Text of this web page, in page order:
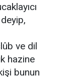
ve dil
hazine
bunun